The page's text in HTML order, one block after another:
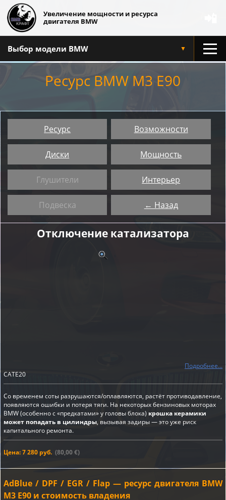
Увеличение мощности и ресурса
двигателя BMW
Выбор модели BMW ▼
Ресурс BMW M3 E90
Ресурс Возможности
Диски Мощность
Глушители Интерьер
Подвеска ← Назад
Отключение катализатора
Подробнее...
CATE20
Со временем соты разрушаются/оплавляются, растёт противодавление,
появляются ошибки и потеря тяги. На некоторых бензиновых моторах
BMW (особенно с «предкатами» у головы блока) крошка керамики
может попадать в цилиндры, вызывая задиры — это уже риск
капитального ремонта.
Цена: 7 280 руб. (80,00 €)
AdBlue / DPF / EGR / Flap — ресурс двигателя BMW
M3 E90 и стоимость владения